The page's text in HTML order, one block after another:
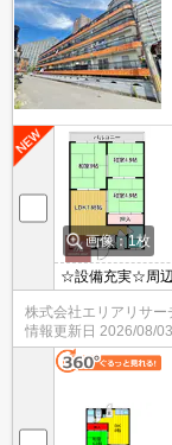
画像：1枚
☆設備充実☆周
株式会社エリアリサー
情報更新日 2026/08/03